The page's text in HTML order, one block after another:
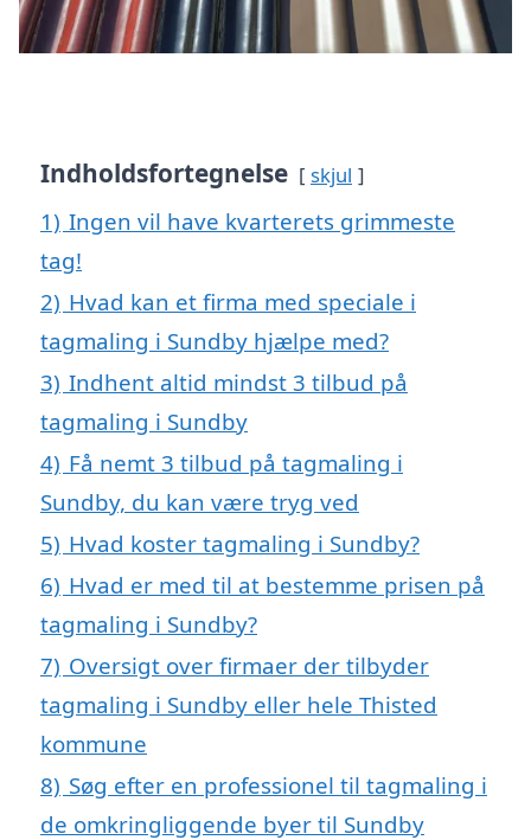
Indholdsfortegnelse skjul
1) Ingen vil have kvarterets grimmeste
tag!
2) Hvad kan et firma med speciale i
tagmaling i Sundby hjælpe med?
3) Indhent altid mindst 3 tilbud på
tagmaling i Sundby
4) Få nemt 3 tilbud på tagmaling i
Sundby, du kan være tryg ved
5) Hvad koster tagmaling i Sundby?
6) Hvad er med til at bestemme prisen på
tagmaling i Sundby?
7) Oversigt over firmaer der tilbyder
tagmaling i Sundby eller hele Thisted
kommune
8) Søg efter en professionel til tagmaling i
de omkringliggende byer til Sundby